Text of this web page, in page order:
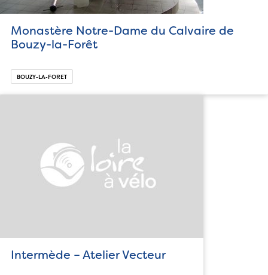
Monastère Notre-Dame du Calvaire de
Bouzy-la-Forêt
BOUZY-LA-FORET
Intermède – Atelier Vecteur